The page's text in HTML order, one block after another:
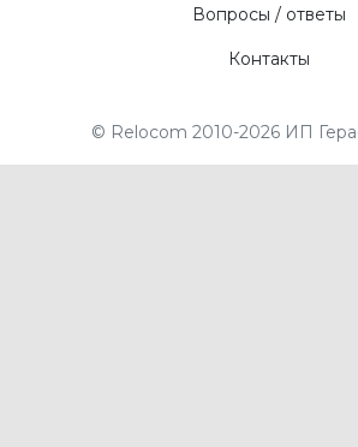
Вопросы / ответы
Контакты
© Relocom 2010-2026 ИП